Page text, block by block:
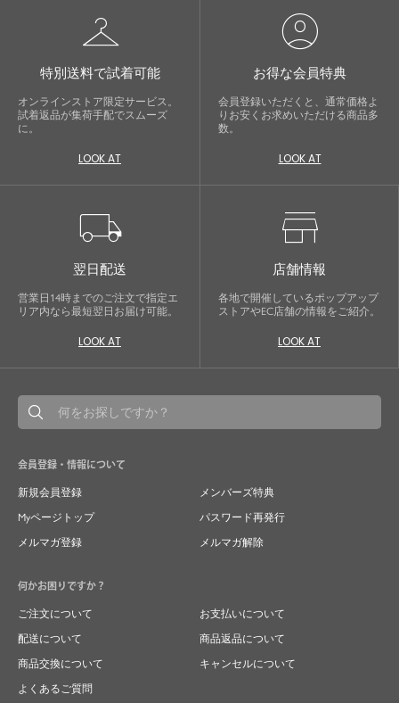
checkroom
特別送料で試着可能
オンラインストア限定サービス。
試着返品が集荷手配でスムーズ
に。
LOOK AT
account_circle
お得な会員特典
会員登録いただくと、通常価格よ
りお安くお求めいただける商品多
数。
LOOK AT
local_shipping
翌日配送
営業日14時までのご注文で指定エ
リア内なら最短翌日お届け可能。
LOOK AT
store
店舗情報
各地で開催しているポップアップ
ストアやEC店舗の情報をご紹介。
LOOK AT
会員登録・情報について
新規会員登録
メンバーズ特典
Myページトップ
パスワード再発行
メルマガ登録
メルマガ解除
何かお困りですか？
ご注文について
お支払いについて
配送について
商品返品について
商品交換について
キャンセルについて
よくあるご質問